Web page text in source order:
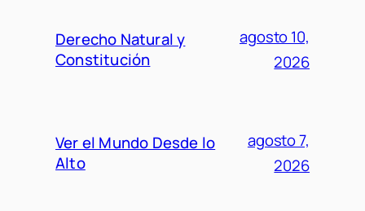
Derecho Natural y
Constitución
agosto 10,
2026
Ver el Mundo Desde lo
Alto
agosto 7,
2026